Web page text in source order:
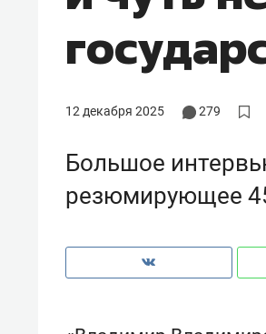
12 декабря 2025 279
Большое
резюмирующее
рынки,